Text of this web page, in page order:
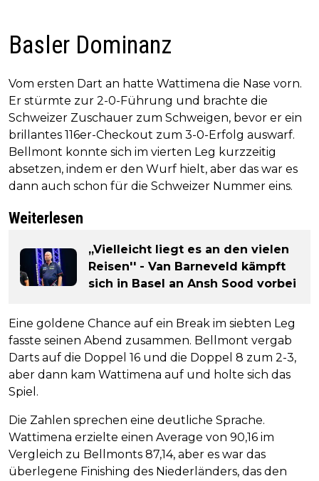
Basler Dominanz
Vom ersten Dart an hatte Wattimena die Nase vorn.
Er stürmte zur 2-0-Führung und brachte die
Schweizer Zuschauer zum Schweigen, bevor er ein
brillantes 116er-Checkout zum 3-0-Erfolg auswarf.
Bellmont konnte sich im vierten Leg kurzzeitig
absetzen, indem er den Wurf hielt, aber das war es
dann auch schon für die Schweizer Nummer eins.
Weiterlesen
„Vielleicht liegt es an den vielen
Reisen'' - Van Barneveld kämpft
sich in Basel an Ansh Sood vorbei
Eine goldene Chance auf ein Break im siebten Leg
fasste seinen Abend zusammen. Bellmont vergab
Darts auf die Doppel 16 und die Doppel 8 zum 2-3,
aber dann kam Wattimena auf und holte sich das
Spiel.
Die Zahlen sprechen eine deutliche Sprache.
Wattimena erzielte einen Average von 90,16 im
Vergleich zu Bellmonts 87,14, aber es war das
überlegene Finishing des Niederländers, das den